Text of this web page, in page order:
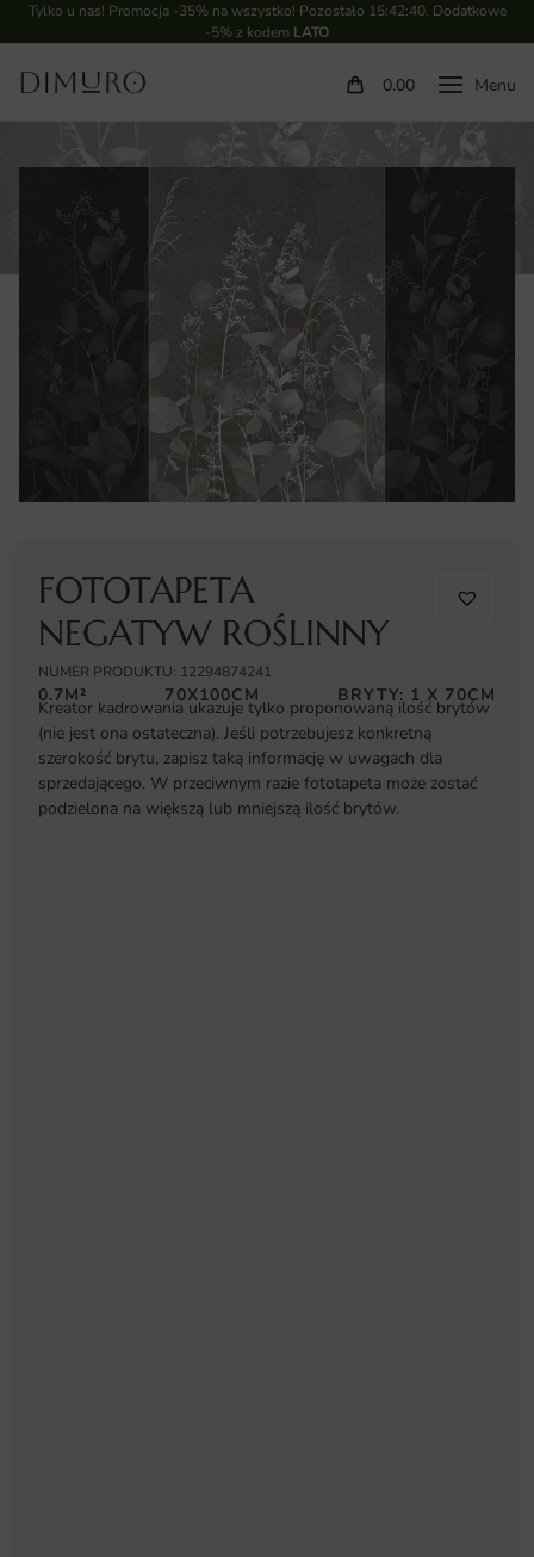
Tylko u nas! Promocja -35% na wszystko! Pozostało 15:42:40. Dodatkowe
-5% z kodem LATO
0.00
FOTOTAPETA
NEGATYW ROŚLINNY
NUMER PRODUKTU: 12294874241
0.7M² 70X100CM BRYTY: 1 X 70CM
Kreator kadrowania ukazuje tylko proponowaną ilość brytów
(nie jest ona ostateczna). Jeśli potrzebujesz konkretną
szerokość brytu, zapisz taką informację w uwagach dla
sprzedającego. W przeciwnym razie fototapeta może zostać
podzielona na większą lub mniejszą ilość brytów.